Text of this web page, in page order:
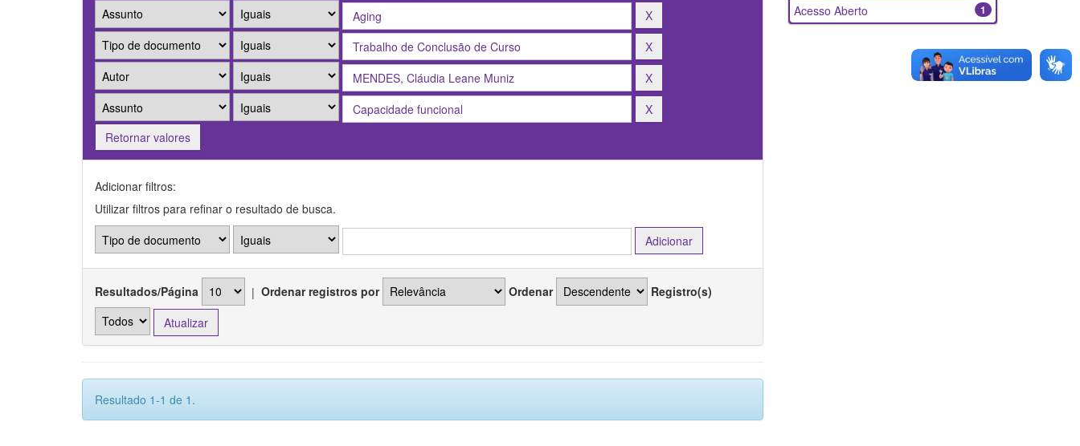
Retornar valores
Adicionar filtros:
Utilizar filtros para refinar o resultado de busca.
Resultados/Página | Ordenar registros por Ordenar Registro(s)
Resultado 1-1 de 1.
1
Acesso Aberto